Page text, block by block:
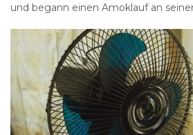
und begann einen Amoklauf an